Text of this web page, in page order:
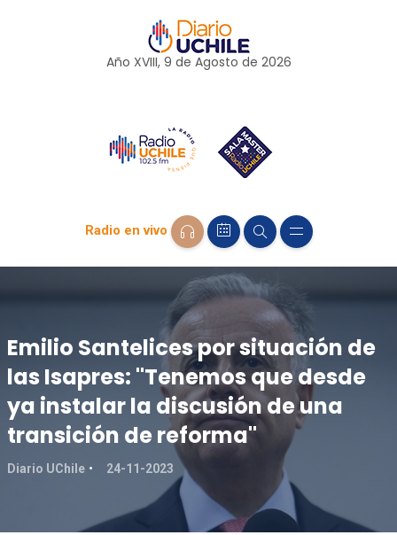
Año XVIII, 9 de Agosto de 2026
Radio en vivo
Emilio Santelices por situación de
las Isapres: "Tenemos que desde
ya instalar la discusión de una
transición de reforma"
Diario UChile 24-11-2023